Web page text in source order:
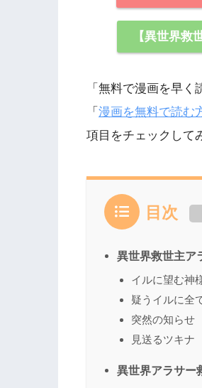
【異世界
「無料で漫画を早く
「 漫画を無料で読む
項目をチェックして
目次
異世界救世主ア
イルに望む神
疑うイルに全
突然の知らせ
見送るツキナ
異世界アラサー